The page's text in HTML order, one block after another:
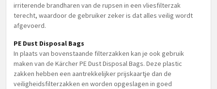
irriterende brandharen van de rupsen in een vliesfilterzak
terecht, waardoor de gebruiker zeker is dat alles veilig wordt
afgevoerd.
PE Dust Disposal Bags
In plaats van bovenstaande filterzakken kan je ook gebruik
maken van de Kärcher PE Dust Disposal Bags. Deze plastic
zakken hebben een aantrekkelijker prijskaartje dan de
veiligheidsfilterzakken en worden opgeslagen in goed